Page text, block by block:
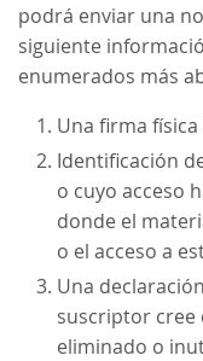
podrá enviar una
siguiente
enumerados más
Una firma
Identificación
o cuyo acceso
donde el
o el acceso a
Una
suscriptor cree
eliminado o